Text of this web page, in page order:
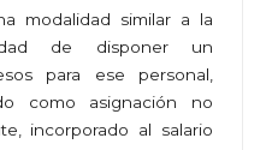
modalidad similar a la
de disponer un
para ese personal,
como asignación no
incorporado al salario